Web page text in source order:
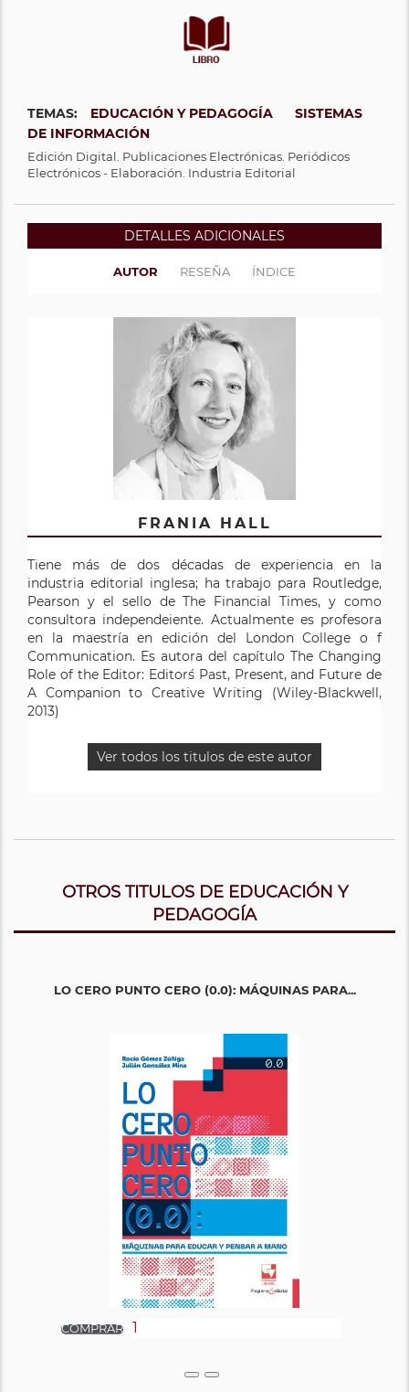
TEMAS: EDUCACIÓN Y PEDAGOGÍA
SISTEMAS
DE INFORMACIÓN
Edición Digital. Publicaciones Electrónicas. Periódicos
Electrónicos - Elaboración. Industria Editorial
DETALLES ADICIONALES
AUTOR RESEÑA ÍNDICE
FRANIA HALL
Tiene más de dos décadas de experiencia en la
industria editorial inglesa; ha trabajo para Routledge,
Pearson y el sello de The Financial Times, y como
consultora independeiente. Actualmente es profesora
en la maestría en edición del London College o f
Communication. Es autora del capítulo The Changing
Role of the Editor: Editor´s Past, Present, and Future de
A Companion to Creative Writing (Wiley-Blackwell,
2013)
Ver todos los titulos de este autor
OTROS TITULOS DE EDUCACIÓN Y
PEDAGOGÍA
LO CERO PUNTO CERO (0.0): MÁQUINAS PARA...